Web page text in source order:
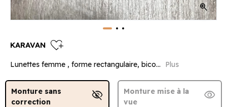
zoom_in
KARAVAN heart_plus
Lunettes femme , forme rectangulaire, bico... Plus
Monture sans
correction
visibility_off
Monture mise à la
vue
visibility